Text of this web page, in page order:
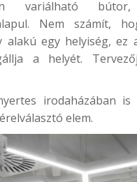
variálható
Nem számít,
alakú egy helyiség, ez
a helyét.
irodaházában is
elem.